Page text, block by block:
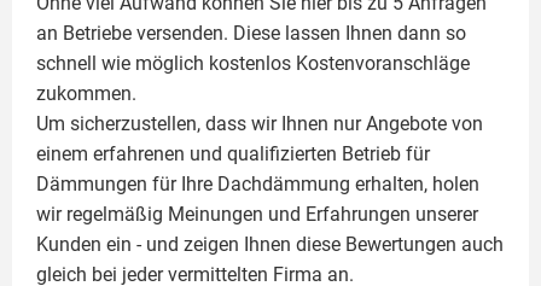
an Betriebe versenden. Diese lassen Ihnen dann so
schnell wie möglich kostenlos Kostenvoranschläge
zukommen.
Um sicherzustellen, dass wir Ihnen nur Angebote von
einem erfahrenen und qualifizierten Betrieb für
Dämmungen für Ihre Dachdämmung erhalten, holen
wir regelmäßig Meinungen und Erfahrungen unserer
Kunden ein - und zeigen Ihnen diese Bewertungen auch
gleich bei jeder vermittelten Firma an.